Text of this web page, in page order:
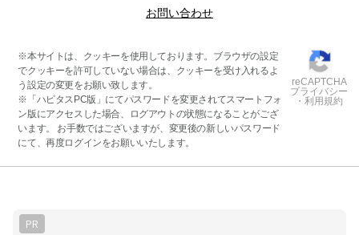
お問い合わせ
※本サイトは、クッキーを使用しております。ブラウザの設定
でクッキーを許可していない場合は、クッキーを受け入れるよ
う設定の変更をお願い致します。
※「ハピタスPC版」にてパスワードを変更されてスマートフォ
ン版にアクセスした場合、ログアウトの状態になることがござ
います。 お手数ではございますが、変更後の新しいパスワード
にて、再度ログインをお願いいたします。
reCAPTCHA
プライバシー
・利用規約
PR